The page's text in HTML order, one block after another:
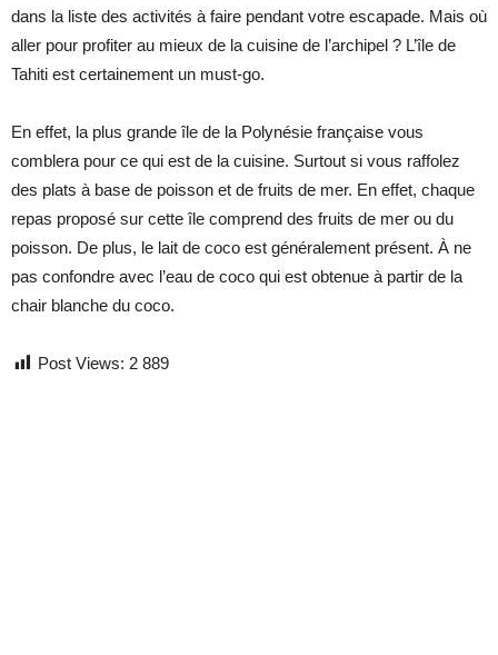
dans la liste des activités à faire pendant votre escapade. Mais où
aller pour profiter au mieux de la cuisine de l’archipel ? L’île de
Tahiti est certainement un must-go.
En effet, la plus grande île de la Polynésie française vous
comblera pour ce qui est de la cuisine. Surtout si vous raffolez
des plats à base de poisson et de fruits de mer. En effet, chaque
repas proposé sur cette île comprend des fruits de mer ou du
poisson. De plus, le lait de coco est généralement présent. À ne
pas confondre avec l’eau de coco qui est obtenue à partir de la
chair blanche du coco.
Post Views: 2 889